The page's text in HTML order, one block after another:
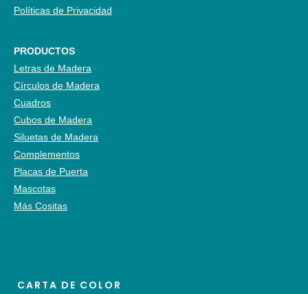
CARTA DE COLOR
Políticas de Privacidad
PRODUCTOS
Letras de Madera
Círculos de Madera
Cuadros
Cubos de Madera
Siluetas de Madera
Complementos
Placas de Puerta
Mascotas
Más Cositas